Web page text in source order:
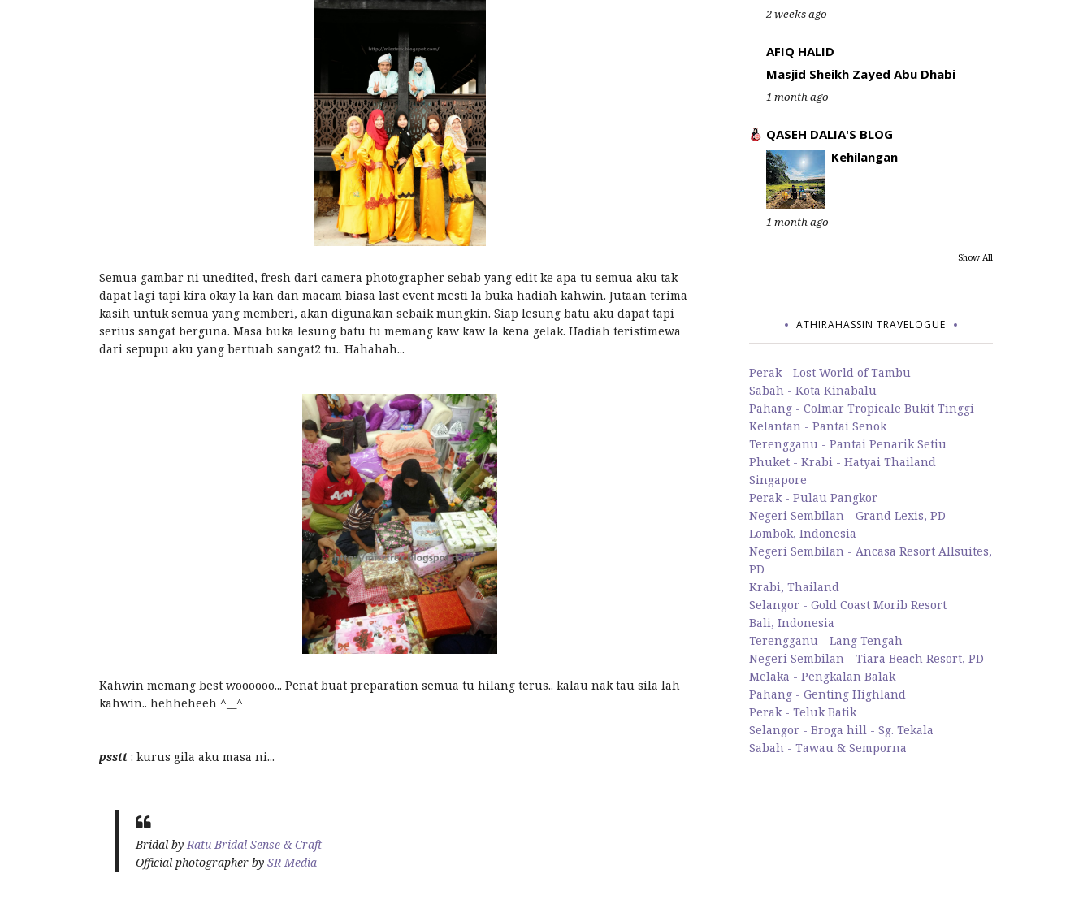
Semua gambar ni unedited, fresh dari camera photographer sebab yang edit ke apa tu semua aku tak
dapat lagi tapi kira okay la kan dan macam biasa last event mesti la buka hadiah kahwin. Jutaan terima
kasih untuk semua yang memberi, akan digunakan sebaik mungkin. Siap lesung batu aku dapat tapi
serius sangat berguna. Masa buka lesung batu tu memang kaw kaw la kena gelak. Hadiah teristimewa
dari sepupu aku yang bertuah sangat2 tu.. Hahahah...
Kahwin memang best woooooo... Penat buat preparation semua tu hilang terus.. kalau nak tau sila lah
kahwin.. hehheheeh ^__^
psstt : kurus gila aku masa ni...
Bridal byRatu Bridal Sense & Craft
Official photographer by SR Media
2 weeks ago
AFIQ HALID
Masjid Sheikh Zayed Abu Dhabi
1 month ago
QASEH DALIA'S BLOG
Kehilangan
1 month ago
Show All
ATHIRAHASSIN TRAVELOGUE
Perak - Lost World of Tambu
Sabah - Kota Kinabalu
Pahang - Colmar Tropicale Bukit Tinggi
Kelantan - Pantai Senok
Terengganu - Pantai Penarik Setiu
Phuket - Krabi - Hatyai Thailand
Singapore
Perak - Pulau Pangkor
Negeri Sembilan - Grand Lexis, PD
Lombok, Indonesia
Negeri Sembilan - Ancasa Resort Allsuites,
PD
Krabi, Thailand
Selangor - Gold Coast Morib Resort
Bali, Indonesia
Terengganu - Lang Tengah
Negeri Sembilan - Tiara Beach Resort, PD
Melaka - Pengkalan Balak
Pahang - Genting Highland
Perak - Teluk Batik
Selangor - Broga hill - Sg. Tekala
Sabah - Tawau & Semporna